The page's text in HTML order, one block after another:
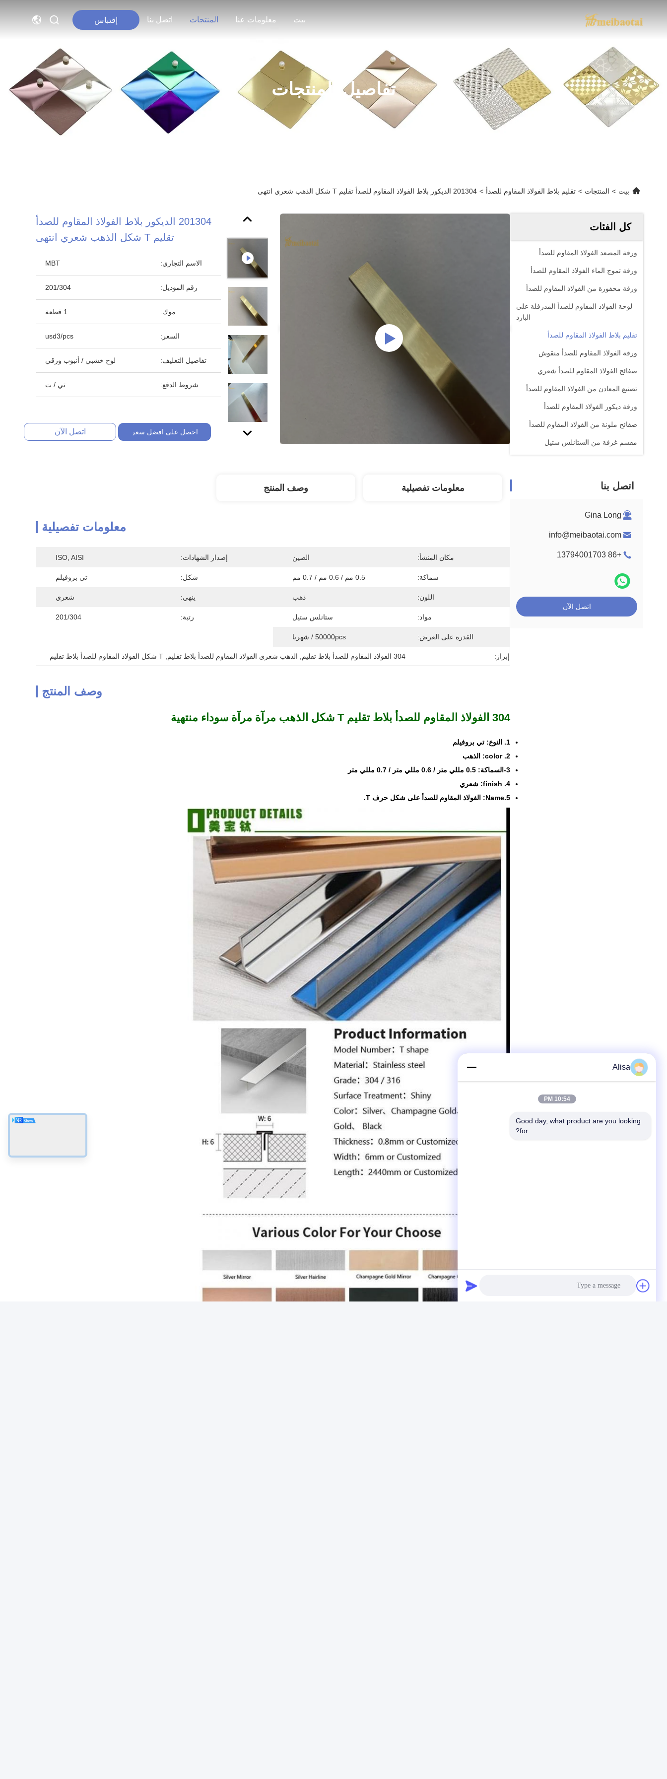
بيت معلومات عنا المنتجات اتصل بنا إقتباس
تفاصيل المنتجات
بيت > المنتجات > تقليم بلاط الفولاذ المقاوم للصدأ > 201304 الديكور بلاط الفولاذ المقاوم للصدأ تقليم T شكل الذهب شعري انتهى
كل الفئات
ورقة المصعد الفولاذ المقاوم للصدأ
ورقة تموج الماء الفولاذ المقاوم للصدأ
ورقة محفورة من الفولاذ المقاوم للصدأ
لوحة الفولاذ المقاوم للصدأ المدرفلة على
البارد
تقليم بلاط الفولاذ المقاوم للصدأ
ورقة الفولاذ المقاوم للصدأ منقوش
صفائح الفولاذ المقاوم للصدأ شعري
تصنيع المعادن من الفولاذ المقاوم للصدأ
ورقة ديكور الفولاذ المقاوم للصدأ
صفائح ملونة من الفولاذ المقاوم للصدأ
مقسم غرفة من الستانلس ستيل
اتصل بنا
Gina Long
info@meibaotai.com
+86 13794001703
اتصل الآن
201304 الديكور بلاط الفولاذ المقاوم للصدأ
تقليم T شكل الذهب شعري انتهى
الاسم التجاري: MBT
رقم الموديل: 201/304
موك: 1 قطعة
السعر: usd3/pcs
تفاصيل التغليف: لوح خشبي / أنبوب ورقي
شروط الدفع: تي / ت
احصل على افضل سعر اتصل الآن
معلومات تفصيلية وصف المنتج
معلومات تفصيلية
مكان المنشأ: الصين إصدار الشهادات: ISO, AISI
سماكة: 0.5 مم / 0.6 مم / 0.7 مم شكل: تي بروفيلم
اللون: ذهب ينهي: شعري
مواد: ستانلس ستيل رتبة: 201/304
القدرة على العرض: 50000pcs / شهريا
إبراز: 304 الفولاذ المقاوم للصدأ بلاط تقليم الذهب شعري الفولاذ المقاوم للصدأ بلاط تقليم , T شكل الفولاذ المقاوم للصدأ بلاط تقليم
وصف المنتج
304 الفولاذ المقاوم للصدأ بلاط تقليم T شكل الذهب مرآة مرآة سوداء منتهية
1. النوع: تي بروفيلم
2. color: الذهب
3-السماكة: 0.5 مللي متر / 0.6 مللي متر / 0.7 مللي متر
4. finish: شعري
5.Name: الفولاذ المقاوم للصدأ على شكل حرف T.
Alisa
10:54 PM
Good day, what product are you looking
for?